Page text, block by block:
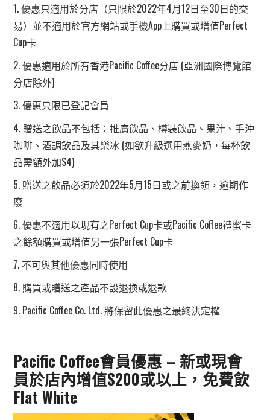
1. 優惠只適用於分店（只限於2022年4月12日至30日的交
易）並不適用於官方網站或手機App上購買或增值Perfect
Cup卡
2. 優惠適用於所有香港Pacific Coffee分店 (亞洲國際博覽館
分店除外)
3. 優惠只限已登記會員
4. 贈送之飲品不包括：推廣飲品、樽裝飲品、果汁、手沖
咖啡、酒調飲品及其樂冰 (如欲升級選用燕麥奶，每杯飲
品需額外加$4)
5. 贈送之飲品必須於2022年5月15日或之前換領，逾期作
廢
6. 優惠不適用以現有之Perfect Cup卡或Pacific Coffee禮蜜卡
之餘額購買或增值另一張Perfect Cup卡
7. 不可與其他優惠同時使用
8. 購買或贈送之產品不設退換或退款
9. Pacific Coffee Co. Ltd. 將保留此優惠之最終決定權
Pacific Coffee會員優惠 – 新或現會
員於店內增值$200或以上，免費飲
Flat White